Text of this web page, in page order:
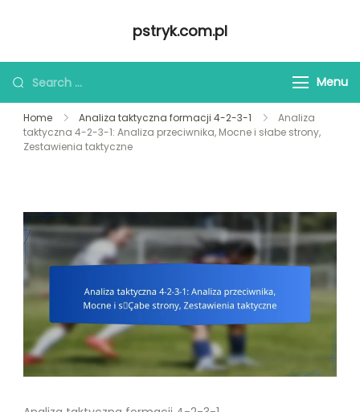
pstryk.com.pl
Looking
for
Something?
Menu
Home Analiza taktyczna formacji 4-2-3-1
Analiza
taktyczna 4-2-3-1: Analiza przeciwnika, Mocne i słabe strony,
Zestawienia taktyczne